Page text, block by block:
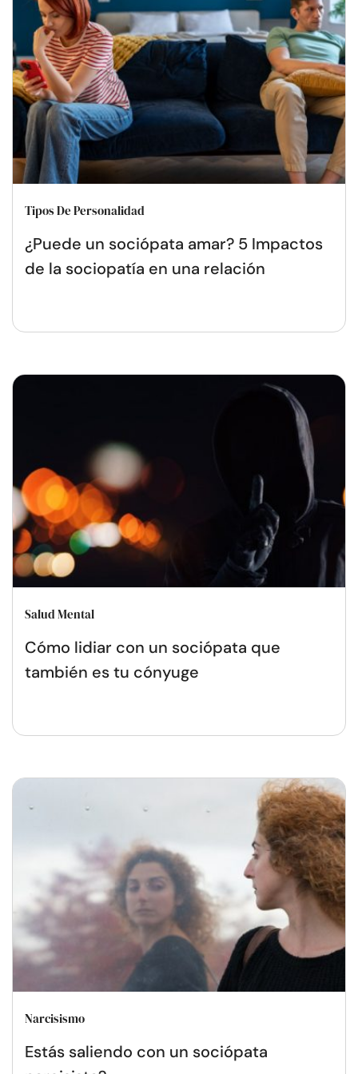
Tipos De Personalidad
¿Puede un sociópata amar? 5 Impactos
de la sociopatía en una relación
Salud Mental
Cómo lidiar con un sociópata que
también es tu cónyuge
Narcisismo
Estás saliendo con un sociópata